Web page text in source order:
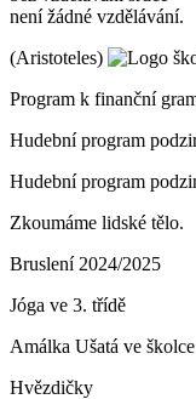
není žádné vzdělávání.
(Aristoteles)
Program k finanční
Hudební program
Hudební program
Zkoumáme lidské tělo.
Bruslení 2024/2025
Jóga ve 3. třídě
Amálka Ušatá ve školce
Hvězdičky